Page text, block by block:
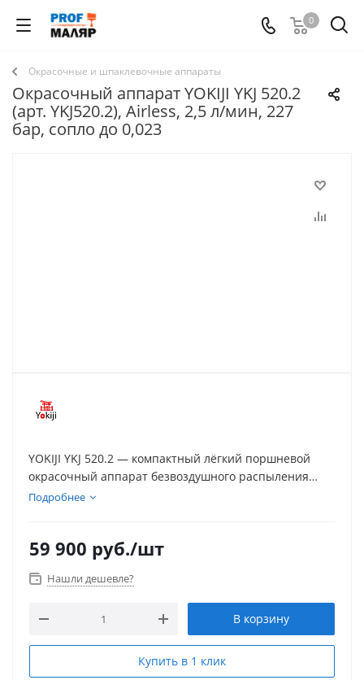
0
Окрасочные и шпаклевочные аппараты
Окрасочный аппарат YOKIJI YKJ 520.2
(арт. YKJ520.2), Airless, 2,5 л/мин, 227
бар, сопло до 0,023
YOKIJI YKJ 520.2 — компактный лёгкий поршневой
окрасочный аппарат безвоздушного распыления
(Airless) с фильтром материала, электронной
(грунты, краски, эмали) и может применяться для
Подробнее
59 900 руб./шт
Нашли дешевле?
В корзину
Купить в 1 клик